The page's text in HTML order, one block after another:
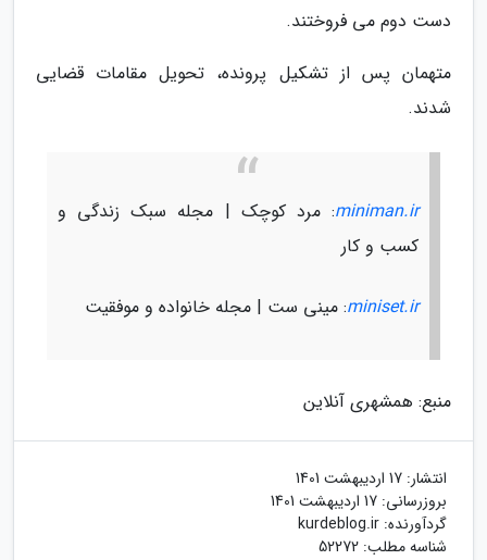
دست دوم می فروختند.
متهمان پس از تشکیل پرونده، تحویل مقامات قضایی
شدند.
miniman.ir: مرد کوچک | مجله سبک زندگی و
کسب و کار
miniset.ir: مینی ست | مجله خانواده و موفقیت
منبع: همشهری آنلاین
انتشار: 17 اردیبهشت 1401
بروزرسانی: 17 اردیبهشت 1401
گردآورنده: kurdeblog.ir
شناسه مطلب: 52272